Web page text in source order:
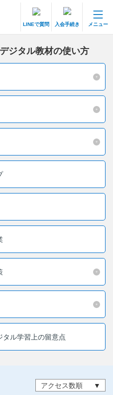
LINEで質問 入会手続き メニュー
きはこちら
ジタル教材の使い方
タル学習上の留意点
アクセス数順